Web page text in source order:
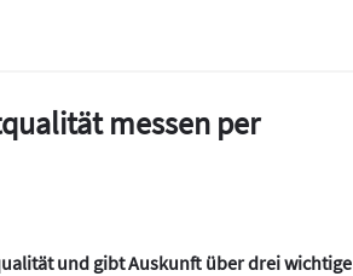
messen per
und gibt Auskunft über drei wichtige